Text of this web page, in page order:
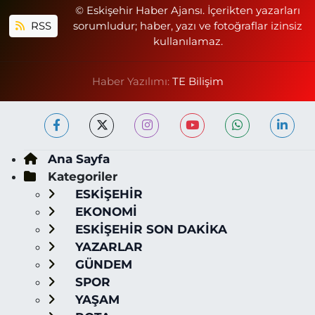
RSS
© Eskişehir Haber Ajansı. İçerikten yazarları
sorumludur; haber, yazı ve fotoğraflar izinsiz
kullanılamaz.
Haber Yazılımı: TE Bilişim
Ana Sayfa
Kategoriler
ESKİŞEHİR
EKONOMİ
ESKİŞEHİR SON DAKİKA
YAZARLAR
GÜNDEM
SPOR
YAŞAM